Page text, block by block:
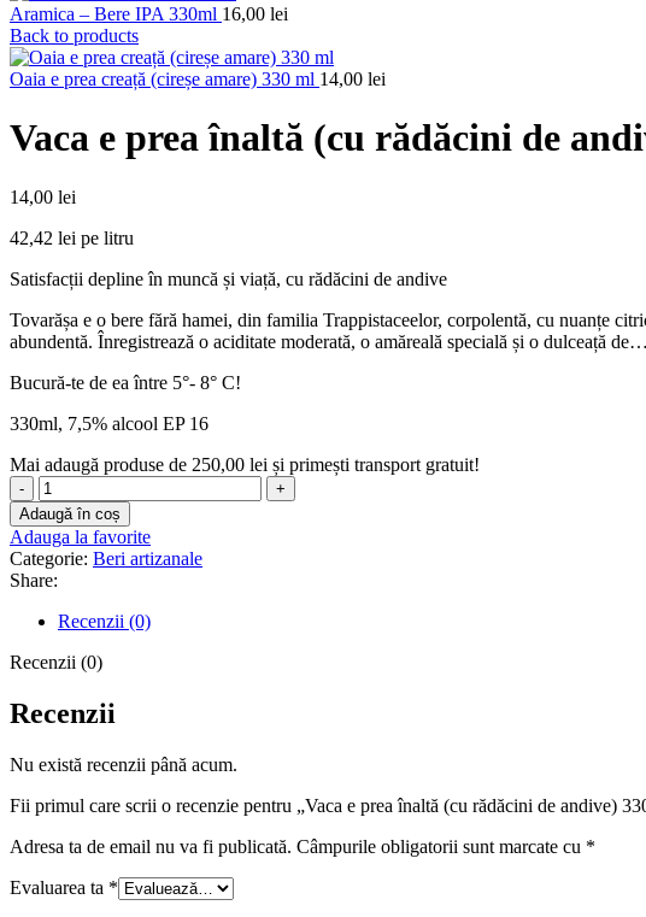
Aramica – Bere IPA 330ml 16,00 lei
Back to products
Oaia e prea creață (cireșe amare) 330 ml 14,00 lei
Vaca e prea înaltă (cu rădăcini de
14,00 lei
42,42 lei pe litru
Satisfacții depline în muncă și viață, cu rădăcini de andive
Tovarășa e o bere fără hamei, din familia Trappistaceelor, corpolentă, cu nuanțe
abundentă. Înregistrează o aciditate moderată, o amăreală specială și o dulceață
Bucură-te de ea între 5°- 8° C!
330ml, 7,5% alcool EP 16
Mai adaugă produse de 250,00 lei și primești transport gratuit!
Cantitate
Vaca
e
prea
înaltă
(cu
rădăcini
andive)
Adaugă în coș
Adauga la favorite
Categorie: Beri artizanale
Share:
Recenzii (0)
Recenzii (0)
Recenzii
Nu există recenzii până acum.
Fii primul care scrii o recenzie pentru „Vaca e prea înaltă (cu rădăcini de andive)
Adresa ta de email nu va fi publicată. Câmpurile obligatorii sunt marcate cu *
Evaluarea ta *